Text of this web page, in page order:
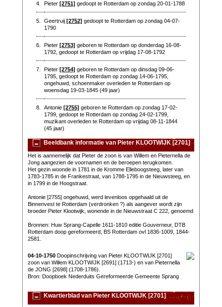
4. Pieter[2751] gedoopt te Rotterdam op zondag 20-01-1788
5. Geertruij[2752] gedoopt te Rotterdam op zondag 04-07-
1790
6. Pieter[2753] geboren te Rotterdam op donderdag 16-08-
1792, gedoopt te Rotterdam op vrijdag 17-08-1792
7. Pieter[2754] geboren te Rotterdam op dinsdag 09-06-
1795, gedoopt te Rotterdam op zondag 14-06-1795,
ongehuwd, schoenmaker overleden te Rotterdam op
woensdag 19-03-1845 (49 jaar)
8. Antonie[2755] geboren te Rotterdam op zondag 17-02-
1799, gedoopt te Rotterdam op zondag 24-02-1799,
muzikant overleden te Rotterdam op vrijdag 08-11-1844
(45 jaar)
Beeldbank informatie van Pieter KLOOTWIJK [2701]
Het is aannemelijk dat Pieter de zoon is van Willem en Pieternella de
Jong aangezien de voornamen en de beroepen terugkomen.
Het gezin woonde in 1781 in de Kromme Elleboogsteeg, later van
1783-1785 in de Frankestraat, van 1788-1795 in de Nieuwsteeg, en
in 1799 in de Hoogstraat.
Antonie [2755] ongehuwd, werd levenloos opgehaald uit de
Binnenvest te Rotterdam (verdronken ?) als aangever wordt zijn
broeder Pieter Klootwijk, wonende in de Nieuwstraat C 222, genoemd
Bronnen: Huw Sprang-Capelle 1611-1810 editie Gouverneur, DTB
Rotterdam doop gereformeerd, BS Rotterdam ovl 1836-1009, 1844-
2581.
04-10-1750 Doopinschrijving van Pieter KLOOTWIJK [2701]
zoon van Willem KLOOTWIJK [2691] (1713-) en van Pieternella
de JONG [2698] (1708-1786).
Bron: Doopboek Nederduits Gereformeerde Gemeente Sprang
Kwartierblad van Pieter KLOOTWIJK [2701]